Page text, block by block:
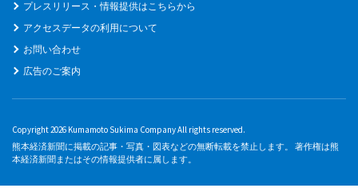
プレスリリース・情報提供はこちらから
アクセスデータの利用について
お問い合わせ
広告のご案内
Copyright 2026 Kumamoto Sukima Company All rights reserved.
熊本経済新聞に掲載の記事・写真・図表などの無断転載を禁止します。 著作権は熊
本経済新聞またはその情報提供者に属します。